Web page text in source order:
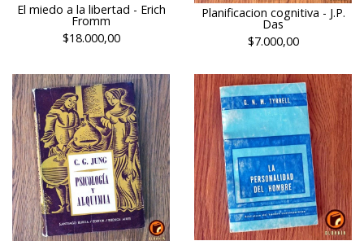
El miedo a la libertad - Erich
Fromm
$18.000,00
Planificacion cognitiva - J.P.
Das
$7.000,00